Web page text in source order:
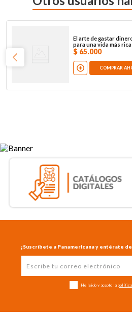
El arte de gastar
para una vida más rica
$ 65.000
COMPRAR
¡Suscríbete a Panamericana y entérate
He leído y acepto la política